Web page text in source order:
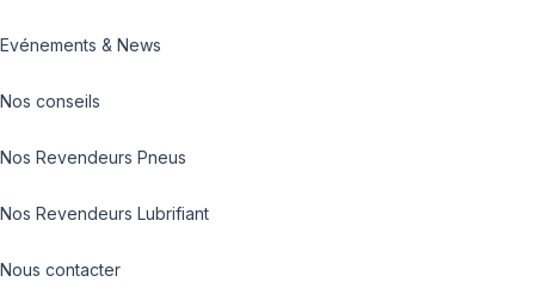
Evénements & News
Nos conseils
Nos Revendeurs Pneus
Nos Revendeurs Lubrifiant
Nous contacter